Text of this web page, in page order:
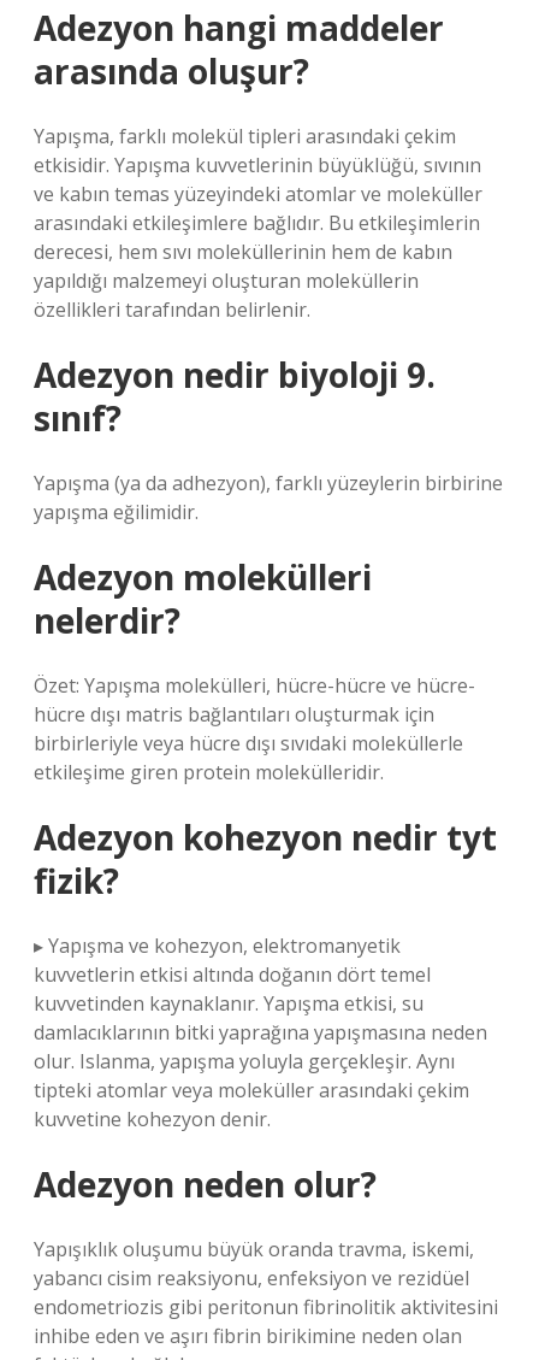
Adezyon hangi maddeler
arasında oluşur?
Yapışma, farklı molekül tipleri arasındaki çekim
etkisidir. Yapışma kuvvetlerinin büyüklüğü, sıvının
ve kabın temas yüzeyindeki atomlar ve moleküller
arasındaki etkileşimlere bağlıdır. Bu etkileşimlerin
derecesi, hem sıvı moleküllerinin hem de kabın
yapıldığı malzemeyi oluşturan moleküllerin
özellikleri tarafından belirlenir.
Adezyon nedir biyoloji 9.
sınıf?
Yapışma (ya da adhezyon), farklı yüzeylerin birbirine
yapışma eğilimidir.
Adezyon molekülleri
nelerdir?
Özet: Yapışma molekülleri, hücre-hücre ve hücre-
hücre dışı matris bağlantıları oluşturmak için
birbirleriyle veya hücre dışı sıvıdaki moleküllerle
etkileşime giren protein molekülleridir.
Adezyon kohezyon nedir tyt
fizik?
▸ Yapışma ve kohezyon, elektromanyetik
kuvvetlerin etkisi altında doğanın dört temel
kuvvetinden kaynaklanır. Yapışma etkisi, su
damlacıklarının bitki yaprağına yapışmasına neden
olur. Islanma, yapışma yoluyla gerçekleşir. Aynı
tipteki atomlar veya moleküller arasındaki çekim
kuvvetine kohezyon denir.
Adezyon neden olur?
Yapışıklık oluşumu büyük oranda travma, iskemi,
yabancı cisim reaksiyonu, enfeksiyon ve rezidüel
endometriozis gibi peritonun fibrinolitik aktivitesini
inhibe eden ve aşırı fibrin birikimine neden olan